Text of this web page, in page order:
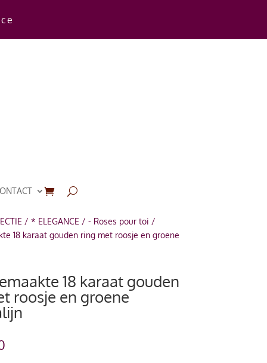
/ * ELEGANCE / - Roses pour toi /
18 karaat gouden ring met roosje en groene
18 karaat gouden
roosje en groene